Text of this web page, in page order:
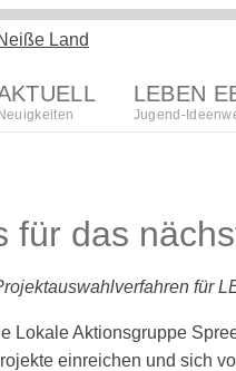
LEBEN
Jugend-
für das
für
Lokale Aktionsgruppe
einreichen und sich